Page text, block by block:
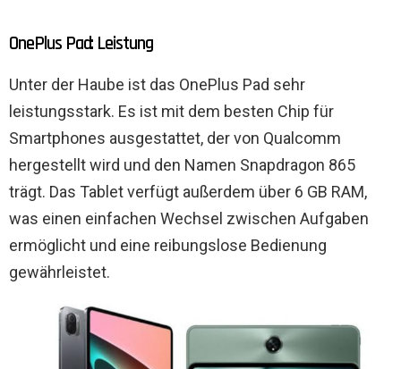
OnePlus Pad: Leistung
Unter der Haube ist das OnePlus Pad sehr
leistungsstark. Es ist mit dem besten Chip für
Smartphones ausgestattet, der von Qualcomm
hergestellt wird und den Namen Snapdragon 865
trägt. Das Tablet verfügt außerdem über 6 GB RAM,
was einen einfachen Wechsel zwischen Aufgaben
ermöglicht und eine reibungslose Bedienung
gewährleistet.